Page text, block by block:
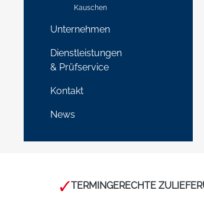
Kauschen
Unternehmen
Dienstleistungen
& Prüfservice
Kontakt
News
TERMINGERECHTE